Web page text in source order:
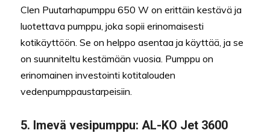
Clen Puutarhapumppu 650 W on erittäin kestävä ja
luotettava pumppu, joka sopii erinomaisesti
kotikäyttöön. Se on helppo asentaa ja käyttää, ja se
on suunniteltu kestämään vuosia. Pumppu on
erinomainen investointi kotitalouden
vedenpumppaustarpeisiin.
5. Imevä vesipumppu: AL-KO Jet 3600